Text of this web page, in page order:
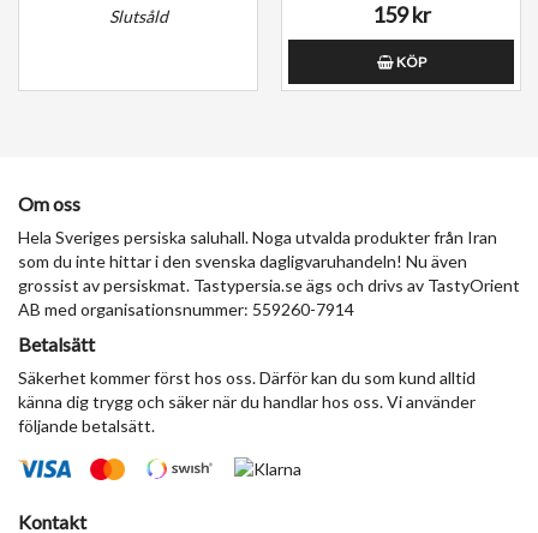
Slutsåld 159 kr
KÖP
Om oss
Hela Sveriges persiska saluhall. Noga utvalda produkter från Iran
som du inte hittar i den svenska dagligvaruhandeln! Nu även
grossist av persiskmat. Tastypersia.se ägs och drivs av TastyOrient
AB med organisationsnummer: 559260-7914
Betalsätt
Säkerhet kommer först hos oss. Därför kan du som kund alltid
känna dig trygg och säker när du handlar hos oss. Vi använder
följande betalsätt.
Kontakt